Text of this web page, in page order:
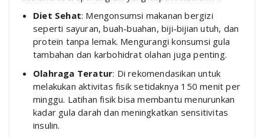
Diet Sehat: Mengonsumsi makanan bergizi
seperti sayuran, buah-buahan, biji-bijian utuh, dan
protein tanpa lemak. Mengurangi konsumsi gula
tambahan dan karbohidrat olahan juga penting.
Olahraga Teratur: Di rekomendasikan untuk
melakukan aktivitas fisik setidaknya 150 menit per
minggu. Latihan fisik bisa membantu menurunkan
kadar gula darah dan meningkatkan sensitivitas
insulin.